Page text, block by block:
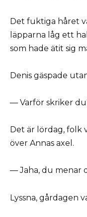
Det fuktiga håret
läpparna låg ett
som hade ätit sig
Denis gäspade
— Varför skriker
Det är lördag, folk
över Annas axel.
— Jaha, du menar
Lyssna, gårdagen